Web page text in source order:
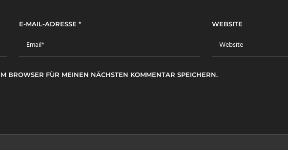
E-MAIL-ADRESSE * WEBSITE
BROWSER FÜR MEINEN NÄCHSTEN KOMMENTAR SPEICHERN.